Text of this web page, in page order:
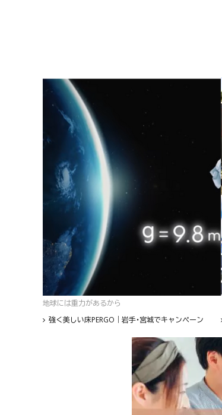
地球には重力があるから
強く美しい床PERGO｜岩手・宮城でキャンペーン